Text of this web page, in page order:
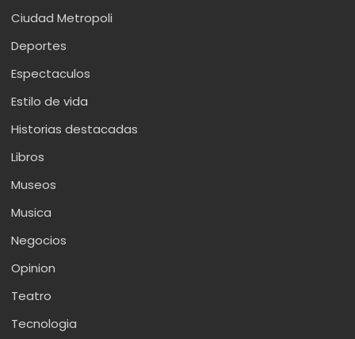
Ciudad Metropoli
Deportes
Espectaculos
Estilo de vida
Historias destacadas
Libros
Museos
Musica
Negocios
Opinion
Teatro
Tecnologia